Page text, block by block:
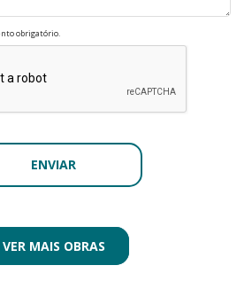
obrigatório.
VER MAIS OBRAS